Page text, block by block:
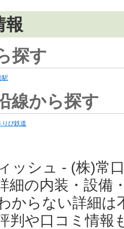
報
探す
駅
線から探す
りび鉄道
ッシュ - (株)常
細の内装・設備
からない詳細は
判や口コミ情